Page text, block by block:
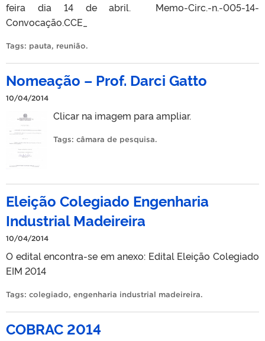
feira dia 14 de abril. Memo-Circ.-n.-005-14-
Convocação.CCE_
Tags: pauta, reunião.
Nomeação – Prof. Darci Gatto
10/04/2014
Clicar na imagem para ampliar.
Tags: câmara de pesquisa.
Eleição Colegiado Engenharia
Industrial Madeireira
10/04/2014
O edital encontra-se em anexo: Edital Eleição Colegiado
EIM 2014
Tags: colegiado, engenharia industrial madeireira.
COBRAC 2014